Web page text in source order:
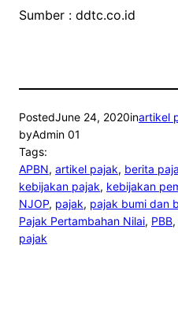
Sumber : ddtc.co.id
PostedJune 24, 2020inartikel
byAdmin 01
Tags:
APBN, artikel pajak, berita
kebijakan pajak, kebijakan
NJOP, pajak, pajak bumi dan
Pajak Pertambahan Nilai, PBB,
pajak